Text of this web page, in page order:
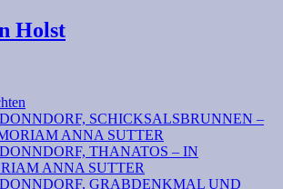
Holst
SCHICKSALSBRUNNEN –
ANNA SUTTER
THANATOS – IN
ANNA SUTTER
GRABDENKMAL UND